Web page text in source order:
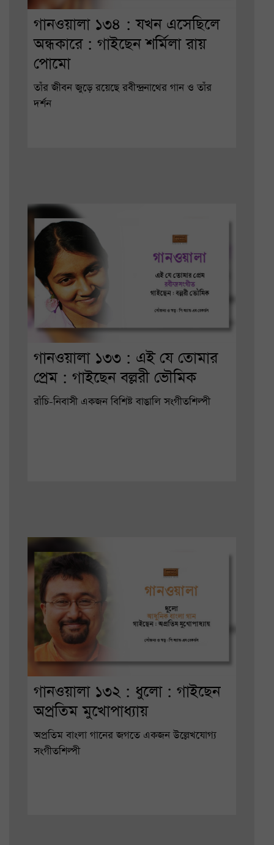
গানওয়ালা ১৩৪ : যখন এসেছিলে
অন্ধকারে : গাইছেন শর্মিলা রায়
পোমো
তাঁর জীবন জুড়ে রয়েছে রবীন্দ্রনাথের গান ও তাঁর
দর্শন
গানওয়ালা ১৩৩ : এই যে তোমার
প্রেম : গাইছেন বল্লরী ভৌমিক
রাঁচি-নিবাসী একজন বিশিষ্ট বাঙালি সংগীতশিল্পী
গানওয়ালা ১৩২ : ধুলো : গাইছেন
অপ্রতিম মুখোপাধ্যায়
অপ্রতিম বাংলা গানের জগতে একজন উল্লেখযোগ্য
সংগীতশিল্পী